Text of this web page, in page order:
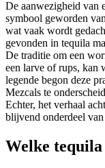
De aanwezigheid van
symbool geworden
wat vaak wordt
gevonden in tequila
De traditie om een
een larve of rups, kan
legende begon deze
Mezcals te
Echter, het verhaal
blijvend onderdeel
Welke